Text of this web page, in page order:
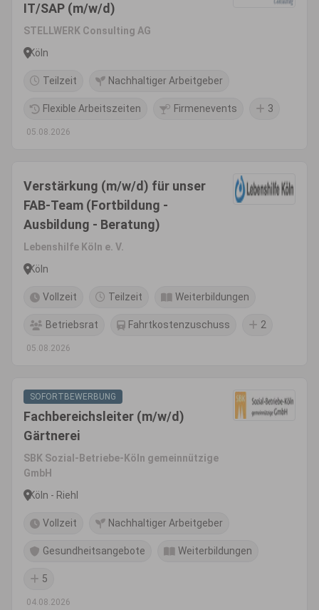
IT/SAP (m/w/d)
STELLWERK Consulting AG
Köln
Teilzeit Nachhaltiger Arbeitgeber
Flexible Arbeitszeiten Firmenevents 3
05.08.2026
Verstärkung (m/w/d) für unser
FAB-Team (Fortbildung -
Ausbildung - Beratung)
Lebenshilfe Köln e. V.
Köln
Vollzeit Teilzeit Weiterbildungen
Betriebsrat Fahrtkostenzuschuss 2
05.08.2026
SOFORTBEWERBUNG
Fachbereichsleiter (m/w/d)
Gärtnerei
SBK Sozial-Betriebe-Köln gemeinnützige
GmbH
Köln - Riehl
Vollzeit Nachhaltiger Arbeitgeber
Gesundheitsangebote Weiterbildungen
5
04.08.2026